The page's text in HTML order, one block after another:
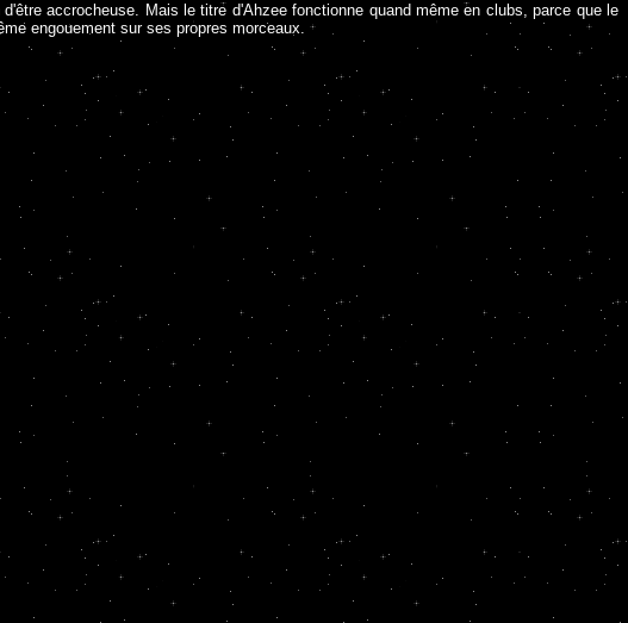
accrocheuse. Mais le titre d'Ahzee fonctionne quand même en clubs, parce que le
engouement sur ses propres morceaux.